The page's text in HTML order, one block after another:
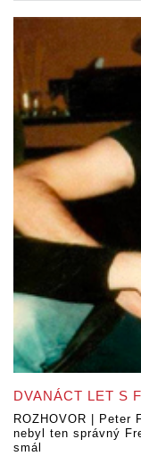
DVANÁCT LET S
ROZHOVOR | Peter
nebyl ten správný
smál